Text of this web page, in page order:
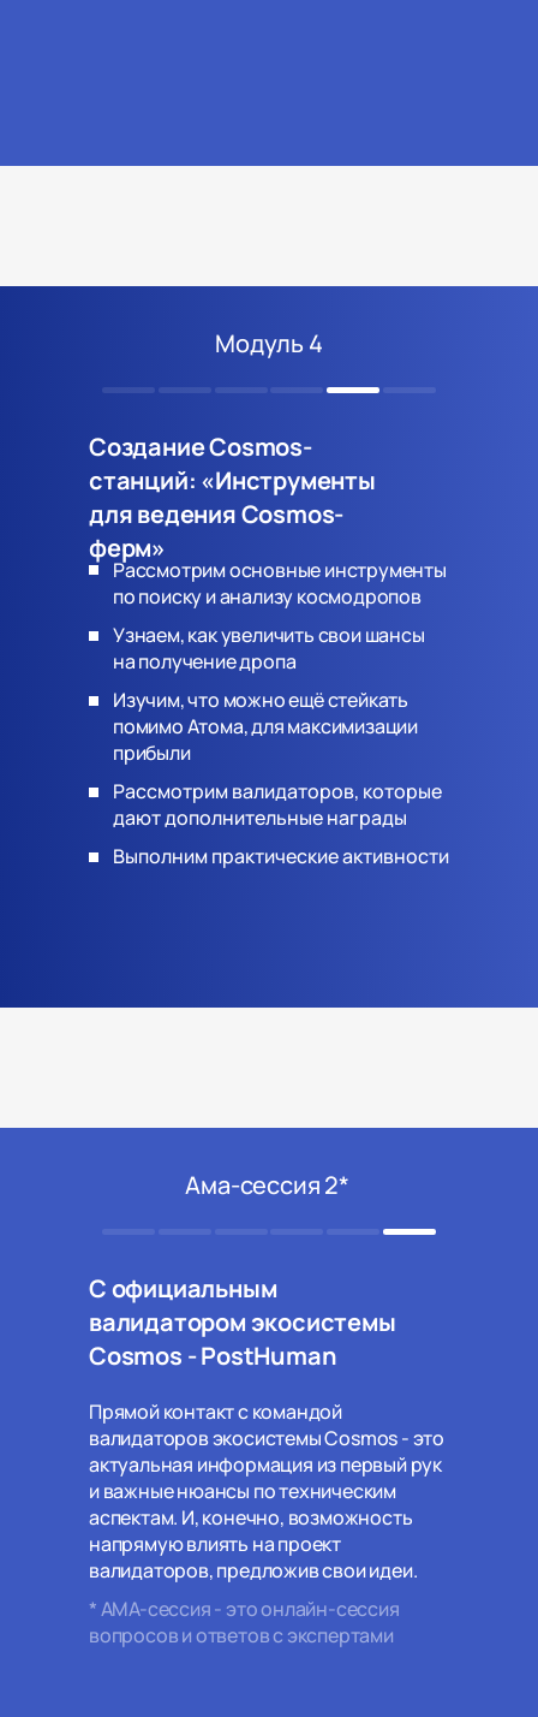
Создание Cosmos-
станций: «Инструменты
для ведения Cosmos-
ферм»
Изучим, что можно ещё стейкать
помимо Атома, для максимизации
прибыли
Рассмотрим валидаторов, которые
дают дополнительные награды
Модуль 4
Рассмотрим основные инструменты
по поиску и анализу космодропов
Выполним практические активности
Узнаем, как увеличить свои шансы
на получение дропа
С официальным
валидатором экосистемы
Cosmos - PostHuman
Ама-сессия 2*
Прямой контакт с командой
валидаторов экосистемы Cosmos - это
актуальная информация из первый рук
и важные нюансы по техническим
аспектам. И, конечно, возможность
напрямую влиять на проект
валидаторов, предложив свои идеи.
* АМА-сессия - это онлайн-сессия
вопросов и ответов с экспертами